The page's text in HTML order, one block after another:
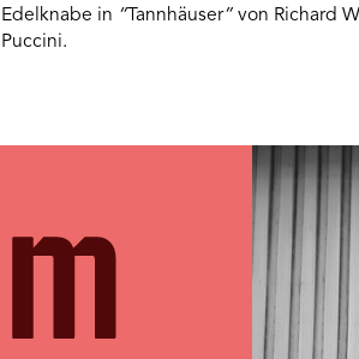
Edelknabe in “ Tannhäuser”von Richard
Puccini.